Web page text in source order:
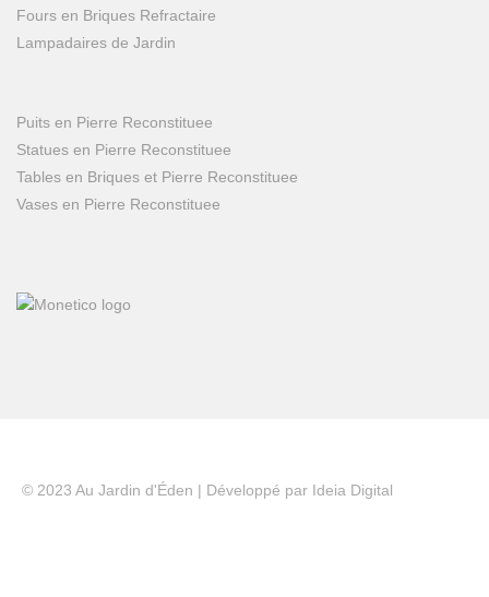
Fours en Briques Refractaire
Lampadaires de Jardin
Puits en Pierre Reconstituee
Statues en Pierre Reconstituee
Tables en Briques et Pierre Reconstituee
Vases en Pierre Reconstituee
© 2023 Au Jardin d'Éden | Développé par Ideia Digital